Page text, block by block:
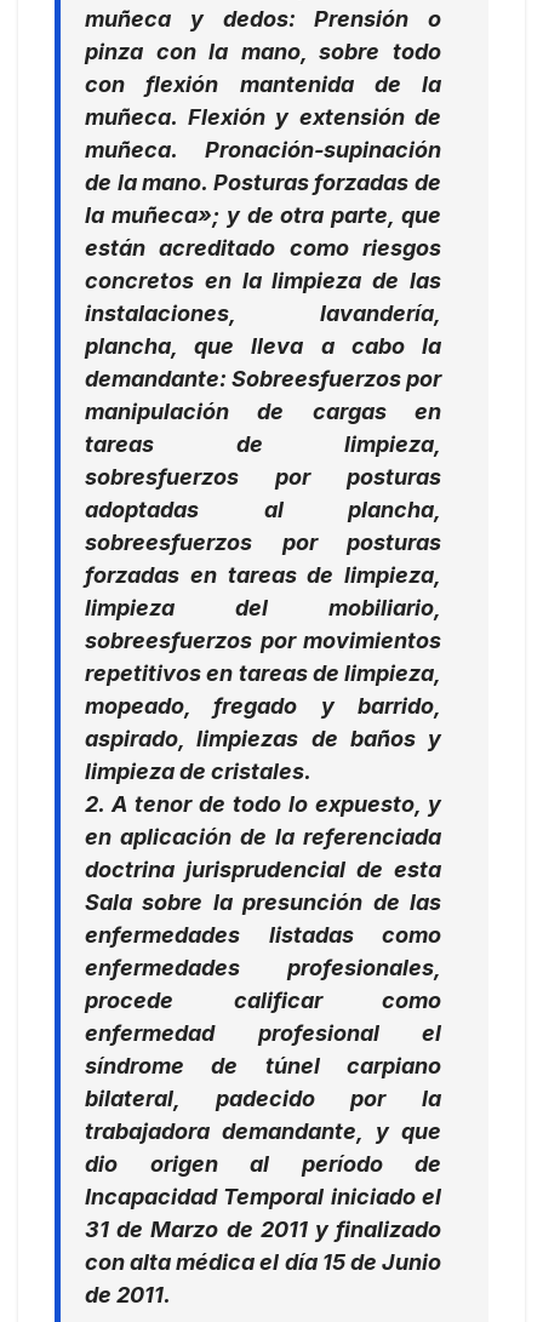
muñeca y dedos: Prensión o
pinza con la mano, sobre todo
con flexión mantenida de la
muñeca. Flexión y extensión de
muñeca. Pronación-supinación
de la mano. Posturas forzadas de
la muñeca»; y de otra parte, que
están acreditado como riesgos
concretos en lalimpieza de las
instalaciones, lavandería,
plancha,
que lleva a cabo la
demandante: Sobreesfuerzos por
manipulación de cargas en
tareas de limpieza,
sobresfuerzos por posturas
adoptadas al plancha,
sobreesfuerzos por posturas
forzadas en tareas de limpieza,
limpieza del mobiliario,
sobreesfuerzos por movimientos
repetitivos en tareas de limpieza,
mopeado, fregado y barrido,
aspirado, limpiezas de baños y
limpieza de cristales.
2. A tenor de todo lo expuesto, y
en aplicación de la referenciada
doctrina jurisprudencial de esta
Sala sobre la presunción de las
enfermedades listadas como
enfermedades profesionales,
procede calificar como
enfermedad profesional el
síndrome de túnel carpiano
bilateral, padecido por la
trabajadora demandante, y que
dio origen al período de
Incapacidad Temporal iniciado el
31 de Marzo de 2011 y finalizado
con alta médica el día 15 de Junio
de 2011.